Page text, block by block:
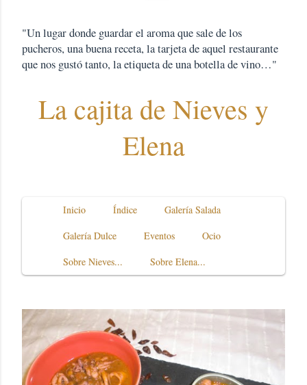
"Un lugar donde guardar el aroma que sale de los
pucheros, una buena receta, la tarjeta de aquel restaurante
que nos gustó tanto, la etiqueta de una botella de vino…"
La cajita de Nieves y
Elena
Inicio Índice
Galería Salada
Galería Dulce
Eventos
Ocio
Sobre Nieves...
Sobre Elena...